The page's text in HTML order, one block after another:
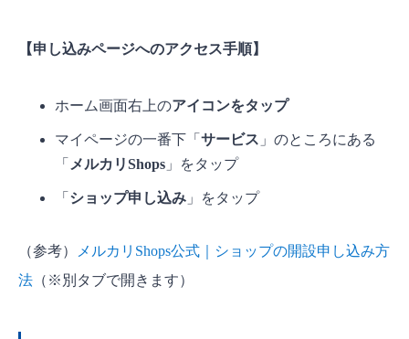
【申し込みページへのアクセス手順】
ホーム画面右上のアイコンをタップ
マイページの一番下「 サービス 」のところにある
「 メルカリShops 」をタップ
「 ショップ申し込み 」をタップ
（参考）
メルカリShops公式｜ショップの開設申し込み方
法 （※別タブで開きます）